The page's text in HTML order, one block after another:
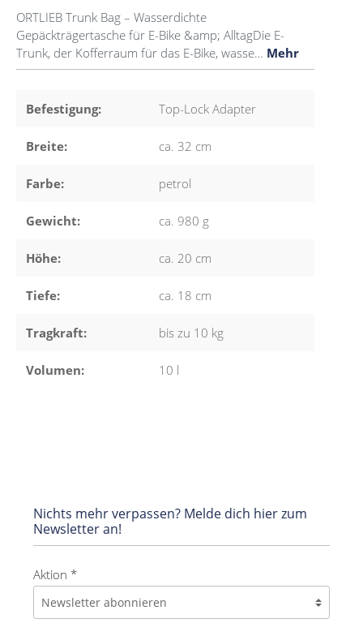
ORTLIEB Trunk Bag – Wasserdichte
Gepäckträgertasche für E-Bike &amp; AlltagDie E-
Trunk, der Kofferraum für das E-Bike, wasse… Mehr
Befestigung: Top-Lock Adapter
Breite: ca. 32 cm
Farbe: petrol
Gewicht: ca. 980 g
Höhe: ca. 20 cm
Tiefe: ca. 18 cm
Tragkraft: bis zu 10 kg
Volumen: 10 l
Nichts mehr verpassen? Melde dich hier zum
Newsletter an!
Aktion *